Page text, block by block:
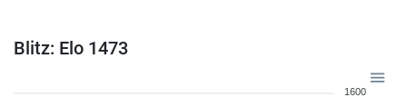
Blitz: Elo 1473
1600